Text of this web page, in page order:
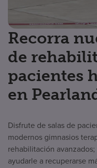
Recorra
de
pacientes
en
Disfrute de salas de
modernos gimnasios
rehabilitación
ayudarle a recuperarse